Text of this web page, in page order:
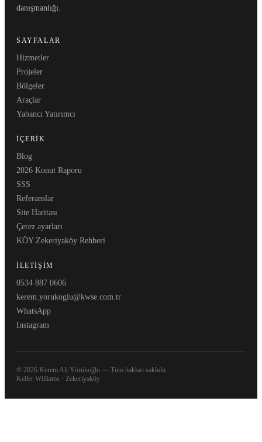
danışmanlığı.
SAYFALAR
Hizmetler
Projeler
Bölgeler
Araçlar
Yabancı Yatırımcı
İÇERIK
Blog
2026 Konut Raporu
SSS
Referanslar
Site Haritası
Çerez ayarları
KÖY Zekeriyaköy Rehberi
İLETIŞIM
0534 887 0606
kerem.yorukoglu@kwse.com.tr
WhatsApp
Instagram
© 2026 Kerem Ali Yörükoğlu — Tüm hakları saklıdır.
Keller Williams · Zekeriyaköy